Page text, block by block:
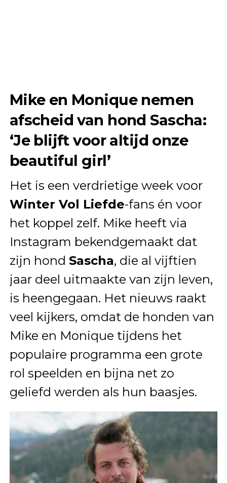
Mike en Monique nemen
afscheid van hond Sascha:
‘Je blijft voor altijd onze
beautiful girl’
Het is een verdrietige week voor
Winter Vol Liefde-fans én voor
het koppel zelf. Mike heeft via
Instagram bekendgemaakt dat
zijn hond Sascha, die al vijftien
jaar deel uitmaakte van zijn leven,
is heengegaan. Het nieuws raakt
veel kijkers, omdat de honden van
Mike en Monique tijdens het
populaire programma een grote
rol speelden en bijna net zo
geliefd werden als hun baasjes.